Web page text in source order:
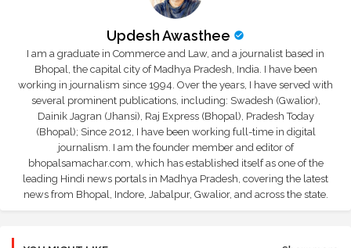
Updesh Awasthee
I am a graduate in Commerce and Law, and a journalist based in
Bhopal, the capital city of Madhya Pradesh, India. I have been
working in journalism since 1994. Over the years, I have served with
several prominent publications, including: Swadesh (Gwalior),
Dainik Jagran (Jhansi), Raj Express (Bhopal), Pradesh Today
(Bhopal); Since 2012, I have been working full-time in digital
journalism. I am the founder member and editor of
bhopalsamachar.com, which has established itself as one of the
leading Hindi news portals in Madhya Pradesh, covering the latest
news from Bhopal, Indore, Jabalpur, Gwalior, and across the state.